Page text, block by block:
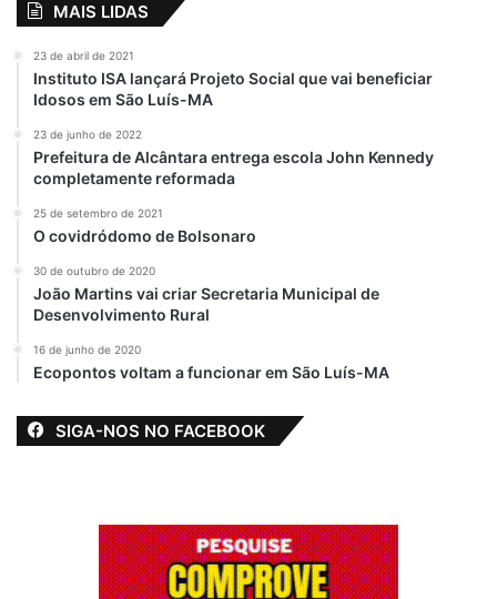
MAIS LIDAS
23 de abril de 2021
Instituto ISA lançará Projeto Social que vai beneficiar
Idosos em São Luís-MA
23 de junho de 2022
Prefeitura de Alcântara entrega escola John Kennedy
completamente reformada
25 de setembro de 2021
O covidródomo de Bolsonaro
30 de outubro de 2020
João Martins vai criar Secretaria Municipal de
Desenvolvimento Rural
16 de junho de 2020
Ecopontos voltam a funcionar em São Luís-MA
SIGA-NOS NO FACEBOOK